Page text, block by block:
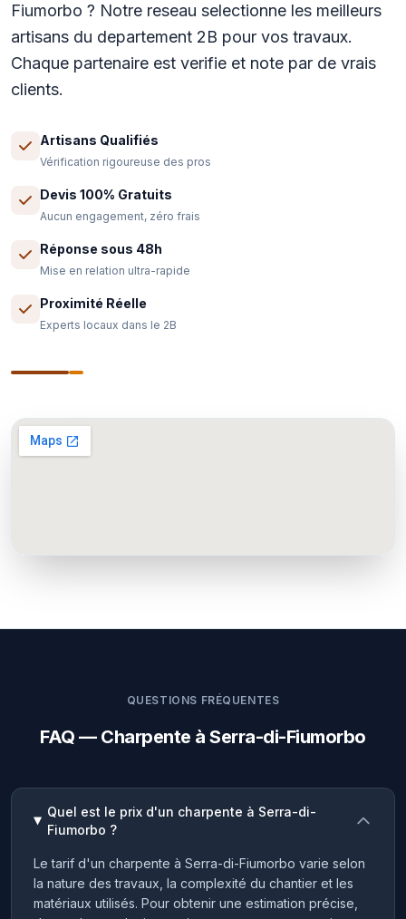
Fiumorbo ? Notre reseau selectionne les meilleurs
artisans du departement 2B pour vos travaux.
Chaque partenaire est verifie et note par de vrais
clients.
Artisans Qualifiés
Vérification rigoureuse des pros
Devis 100% Gratuits
Aucun engagement, zéro frais
Réponse sous 48h
Mise en relation ultra-rapide
Proximité Réelle
Experts locaux dans le 2B
QUESTIONS FRÉQUENTES
FAQ — Charpente à Serra-di-Fiumorbo
Quel est le prix d'un charpente à Serra-di-
Fiumorbo ?
Le tarif d'un charpente à Serra-di-Fiumorbo varie selon
la nature des travaux, la complexité du chantier et les
matériaux utilisés. Pour obtenir une estimation précise,